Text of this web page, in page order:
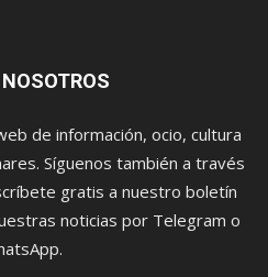
de información, ocio, cultura
Síguenos también a través
gratis a nuestro boletín
noticias por Telegram o